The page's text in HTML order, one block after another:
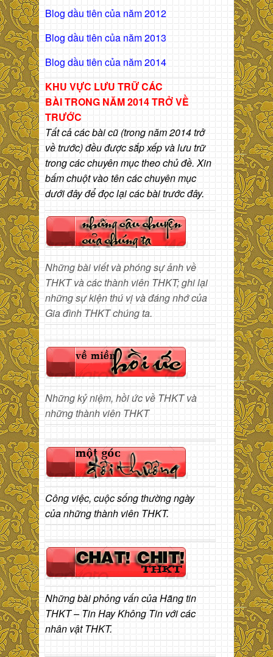
Blog dầu tiên của năm 2012
Blog dầu tiên của năm 2013
Blog dầu tiên của năm 2014
KHU VỰC LƯU TRỮ CÁC
BÀITRONG NĂM 2014 TRỞ VỀ
TRƯỚC
Tất cả các bài cũ (trong năm 2014 trở
về trước) đều được sắp xếp và lưu trữ
trong các chuyên mục theo chủ đề. Xin
bấm chuột vào tên các chuyên mục
dưới đây để đọc lại các bài trước đây.
Những bài viết và phóng sự ảnh về
THKT và các thành viên THKT; ghi lại
những sự kiện thú vị và đáng nhớ của
Gia đình THKT chúng ta.
Những kỷ niệm, hồi ức về THKT và
những thành viên THKT
Công việc, cuộc sống thường ngày
của những thành viên THKT.
Những bài phỏng vấn của Hãng tin
THKT – Tin Hay Không Tin với các
nhân vật THKT.